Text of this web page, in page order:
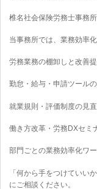
椎名社会保険労務士事務
当事務所では、業務効率
労務業務の棚卸しと改善
勤怠・給与・申請ツール
就業規則・評価制度の見直
働き方改革・労務DXセミ
部門ごとの業務効率化ワ
「何から手をつけていい
にご相談ください。